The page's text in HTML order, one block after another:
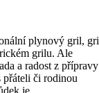
plynový gril,
grilu. Ale
a radost z přípravy
přáteli či rodinou
je